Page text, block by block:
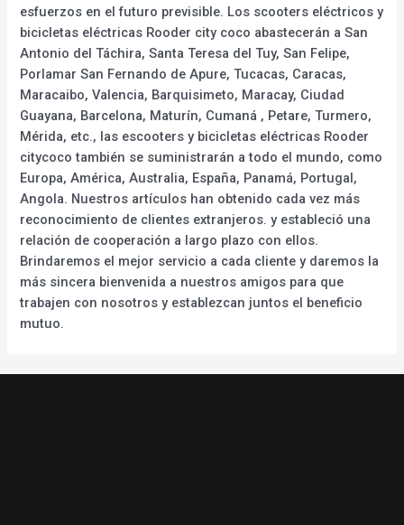
esfuerzos en el futuro previsible. Los scooters eléctricos y
bicicletas eléctricas Rooder city coco abastecerán a San
Antonio del Táchira, Santa Teresa del Tuy, San Felipe,
Porlamar San Fernando de Apure, Tucacas, Caracas,
Maracaibo, Valencia, Barquisimeto, Maracay, Ciudad
Guayana, Barcelona, Maturín, Cumaná , Petare, Turmero,
Mérida, etc., las escooters y bicicletas eléctricas Rooder
citycoco también se suministrarán a todo el mundo, como
Europa, América, Australia, España, Panamá, Portugal,
Angola. Nuestros artículos han obtenido cada vez más
reconocimiento de clientes extranjeros. y estableció una
relación de cooperación a largo plazo con ellos.
Brindaremos el mejor servicio a cada cliente y daremos la
más sincera bienvenida a nuestros amigos para que
trabajen con nosotros y establezcan juntos el beneficio
mutuo.